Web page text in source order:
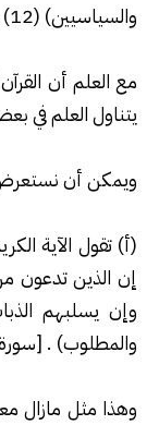
والسياسيين) (12
.
مع العلم أن
يتناول العلم في
ويمكن أن
(أ) تقول الآية
إن الذين تدعون
وإن يسلبهم
والمطلوب) . [سورة
وهذا مثل مازال